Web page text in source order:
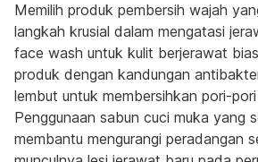
Memilih produk pembersih wajah
langkah krusial dalam mengatasi
face wash untuk kulit berjerawat
produk dengan kandungan
lembut untuk membersihkan pori-
Penggunaan sabun cuci muka yang
membantu mengurangi peradangan